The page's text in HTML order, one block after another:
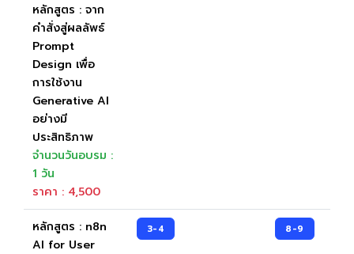
หลักสูตร : จาก
คำสั่งสู่ผลลัพธ์
Prompt
Design เพื่อ
การใช้งาน
Generative AI
อย่างมี
ประสิทธิภาพ
จำนวนวันอบรม :
1 วัน
ราคา : 4,500
หลักสูตร : n8n
AI for User
3-4 8-9